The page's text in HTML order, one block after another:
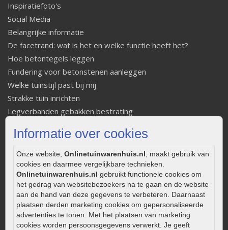
Informatie over cookies
Onze website, Onlinetuinwarenhuis.nl, maakt gebruik van
cookies en daarmee vergelijkbare technieken.
Onlinetuinwarenhuis.nl gebruikt functionele cookies om
het gedrag van websitebezoekers na te gaan en de website
aan de hand van deze gegevens te verbeteren. Daarnaast
plaatsen derden marketing cookies om gepersonaliseerde
advertenties te tonen. Met het plaatsen van marketing
cookies worden persoonsgegevens verwerkt. Je geeft
Inspiratiefoto's
Social Media
Belangrijke informatie
De facetrand: wat is het en welke functie heeft het?
Hoe betontegels leggen
Fundering voor betonstenen aanleggen
Welke tuinstijl past bij mij
Strakke tuin inrichten
Legverbanden gebakken bestrating
Aanlegtips voor gebakken bestrating
Zelf een terras aanleggen
Kleine stadstuin inrichten
0320 – 219170
Kaapstanderweg 41
8243 RB Lelystad
info@onlinetuinwarenhuis.nl